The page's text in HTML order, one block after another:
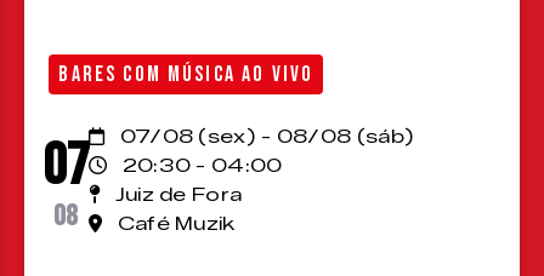
BARES COM MÚSICA AO VIVO
07
08
07/08 (sex) - 08/08 (sáb)
20:30 - 04:00
Juiz de Fora
Café Muzik